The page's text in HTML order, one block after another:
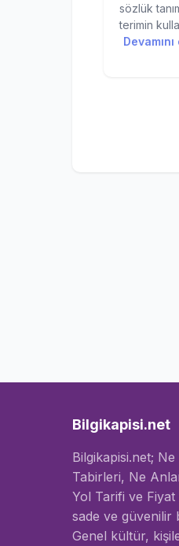
sözlük
terimin
Bilgikapisi.net
Bilgikapisi.net;
Tabirleri, Ne
Yol Tarifi ve
sade ve güvenilir
Genel kültür,